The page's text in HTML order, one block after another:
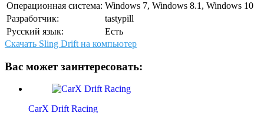
Операционная система: Windows 7, Windows 8.1, Windows 10
Разработчик:
tastypill
Русский язык:
Есть
Скачать Sling Drift на компьютер
Вас может заинтересовать:
CarX Drift Racing